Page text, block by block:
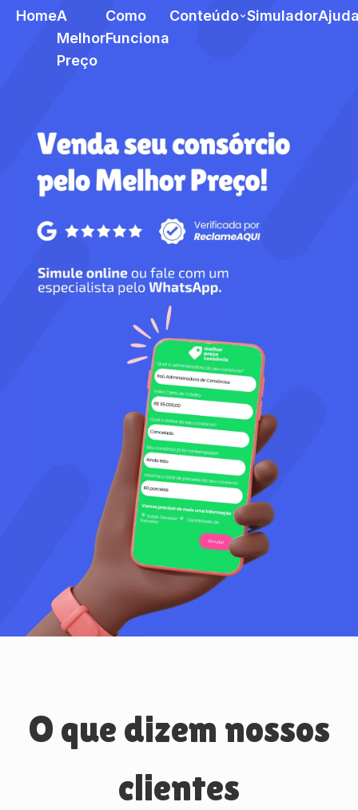
HomeA
Melhor
Preço
Como
Funciona
Conteúdo Simulador
O que dizem nossos
clientes